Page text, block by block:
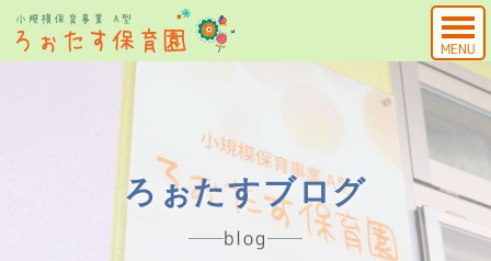
MENU
ろぉたすブログ
blog